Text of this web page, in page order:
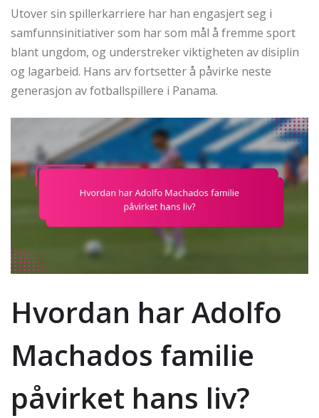
Utover sin spillerkarriere har han engasjert seg i
samfunnsinitiativer som har som mål å fremme sport
blant ungdom, og understreker viktigheten av disiplin
og lagarbeid. Hans arv fortsetter å påvirke neste
generasjon av fotballspillere i Panama.
Hvordan har Adolfo
Machados familie
påvirket hans liv?